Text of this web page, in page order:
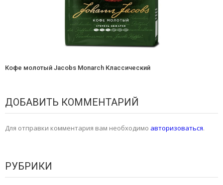
Кофе молотый Jacobs Monarch Классический
ДОБАВИТЬ КОММЕНТАРИЙ
Для отправки комментария вам необходимо авторизоваться.
РУБРИКИ